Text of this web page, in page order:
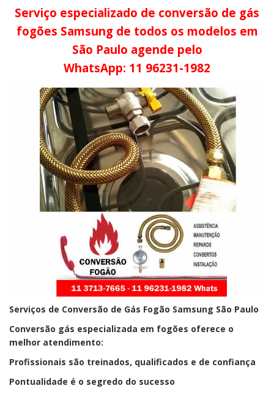
Serviço especializado de conversão de gás
fogões Samsung de todos os modelos em
São Paulo agende pelo
WhatsApp: 11 96231-1982
Serviços de Conversão de Gás Fogão Samsung São Paulo
Conversão gás especializada em fogões oferece o
melhor atendimento:
Profissionais são treinados, qualificados e de confiança
Pontualidade é o segredo do sucesso